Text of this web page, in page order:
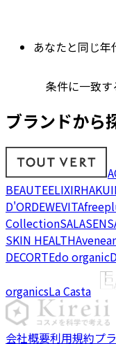
あなたと同じ年
条件に一致
ブランドから
BEAUTEELIXIRHAKU
D'ORDEWEVITA
CollectionSALA
SKIN HEALTHAvene
DECORTEdo organic
organicsLa Casta
会社概要利用規約プ